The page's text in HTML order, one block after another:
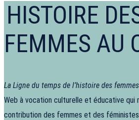
HISTOIRE
FEMMES AU
La Ligne du temps de l’histoire des
Web à vocation culturelle et éducative qui
contribution des femmes et des féministes